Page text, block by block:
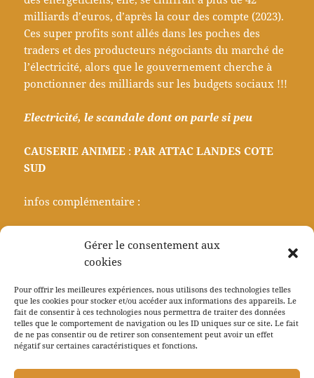
Gérer le consentement aux
cookies
Pour offrir les meilleures expériences, nous utilisons des technologies telles
que les cookies pour stocker et/ou accéder aux informations des appareils. Le
fait de consentir à ces technologies nous permettra de traiter des données
telles que le comportement de navigation ou les ID uniques sur ce site. Le fait
de ne pas consentir ou de retirer son consentement peut avoir un effet
négatif sur certaines caractéristiques et fonctions.
milliards d’euros, d’après la cour des compte (2023).
Ces super profits sont allés dans les poches des
traders et des producteurs négociants du marché de
l’électricité, alors que le gouvernement cherche à
ponctionner des milliards sur les budgets sociaux !!!
Electricité, le scandale dont on parle si peu
CAUSERIE ANIMEE :PAR ATTAC LANDES COTE
SUD
infos complémentaire :
explique-aux-enfants
Publié
le
23 octobre 2024 Auteur
adminjeanot Catégories
Non classé
Navigation
PRÉCÉDENT
Article
précédent :
Des Andes aux Landes